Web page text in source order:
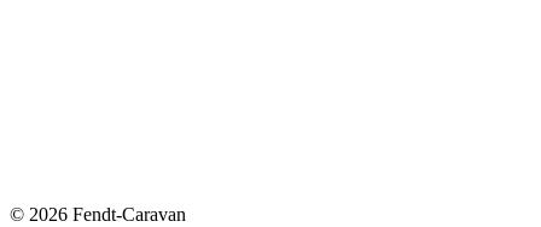
© 2026 Fendt-Caravan